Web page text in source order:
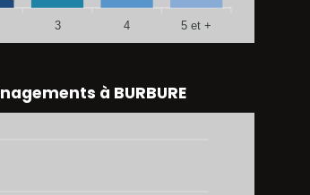
3 4 5 et +
à BURBURE